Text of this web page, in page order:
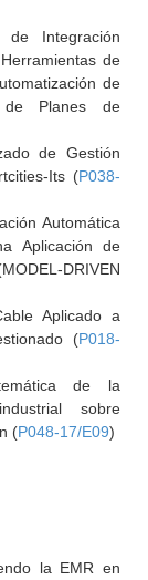
de Integración
de
de
de Planes de
de Gestión
Its (P038-
Automática
Aplicación de
DRIVEN
Aplicado a
(P018-
de la
sobre
(P048-17/E09)
la EMR en